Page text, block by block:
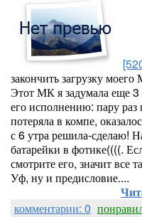
закончить загрузку
Этот МК я задумала еще 3
его исполнению: пару раз
потеряла в компе,
с 6 утра решила-сделаю!
батарейки в фотике((((.
смотрите его, значит все
Уф, ну и предисловие....
комментарии: 0